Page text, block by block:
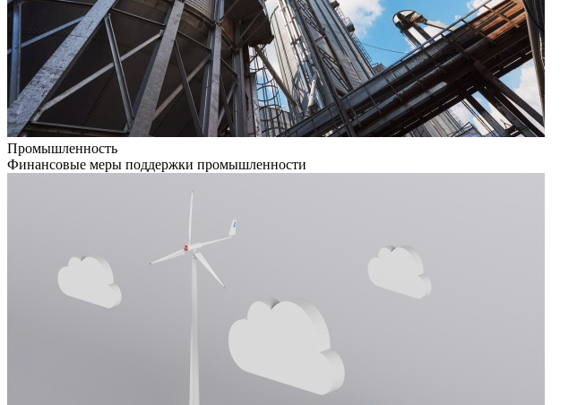
Промышленность
Финансовые меры поддержки промышленности